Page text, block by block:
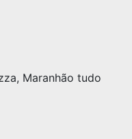
Maranhão tudo